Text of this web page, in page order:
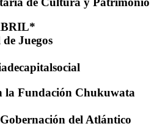
Juegos
la Fundación Chukuwata
del Atlántico